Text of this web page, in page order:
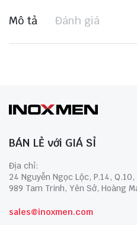
Mô tả Đánh giá
BÁN LẺ với GIÁ SỈ
Địa chỉ:
24 Nguyễn Ngọc Lộc, P.14, Q.10,
989 Tam Trinh, Yên Sở, Hoàng
sales@inoxmen.com